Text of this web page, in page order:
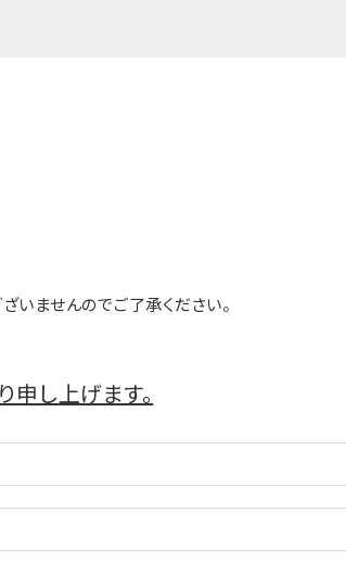
いませんのでご了承ください。
し上げます。